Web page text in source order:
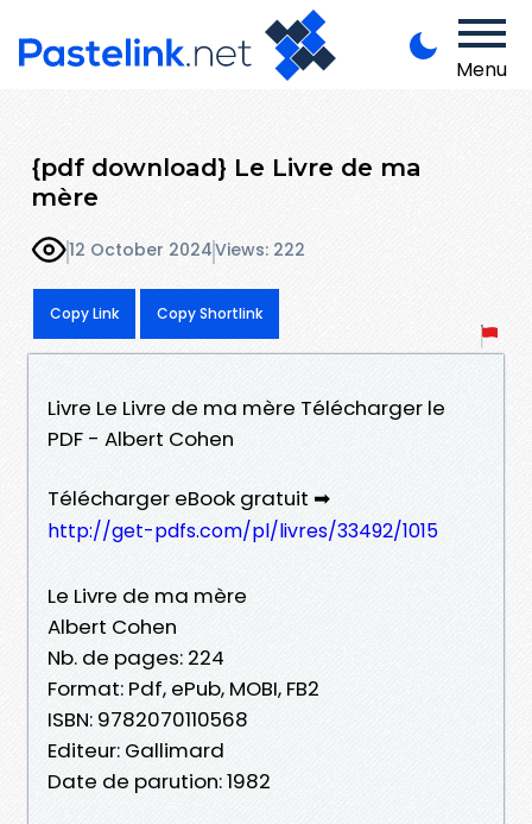
Menu
{pdf download} Le Livre de ma
mère
12 October 2024Views: 222
Copy Link Copy Shortlink
Livre Le Livre de ma mère Télécharger le
PDF - Albert Cohen
Télécharger eBook gratuit ➡
http://get-pdfs.com/pl/livres/33492/1015
Le Livre de ma mère
Albert Cohen
Nb. de pages: 224
Format: Pdf, ePub, MOBI, FB2
ISBN: 9782070110568
Editeur: Gallimard
Date de parution: 1982